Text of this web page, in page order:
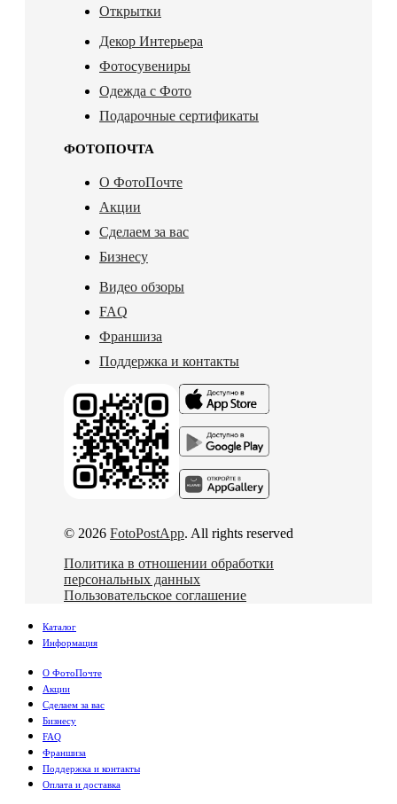
Открытки
Декор Интерьера
Фотосувениры
Одежда с Фото
Подарочные сертификаты
ФОТОПОЧТА
О ФотоПочте
Акции
Сделаем за вас
Бизнесу
Видео обзоры
FAQ
Франшиза
Поддержка и контакты
© 2026 FotoPostApp. All rights reserved
Политика в отношении обработки
персональных данных
Пользовательское соглашение
Каталог
Информация
О ФотоПочте
Акции
Сделаем за вас
Бизнесу
FAQ
Франшиза
Поддержка и контакты
Оплата и доставка